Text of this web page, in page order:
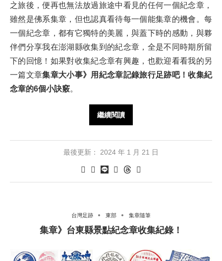
之旅後，便再也無法放過旅途中看見的任何一個紀念章，
雖然是佛系集章，但也認真看待每一個能集章的機會。每
一個紀念章，都有它獨特的美麗，與蓋下時的感動，與夥
伴們分享我在澎湖縣收集到的紀念章，全是不同時期所留
下的回憶！如果對收集紀念章有興趣，也歡迎看看我的另
一篇文章集章大小事》用紀念章記錄旅行足跡吧！收集紀
念章的6個小訣竅。
繼續閱讀
最後更新： 2024 年 1 月 21 日
台灣足跡 東部 集章隨筆
集章》台東縣景點紀念章收集紀錄！